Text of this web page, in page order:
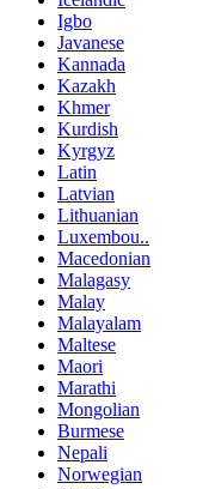
Igbo
Javanese
Kannada
Kazakh
Khmer
Kurdish
Kyrgyz
Latin
Latvian
Lithuanian
Luxembou..
Macedonian
Malagasy
Malay
Malayalam
Maltese
Maori
Marathi
Mongolian
Burmese
Nepali
Norwegian